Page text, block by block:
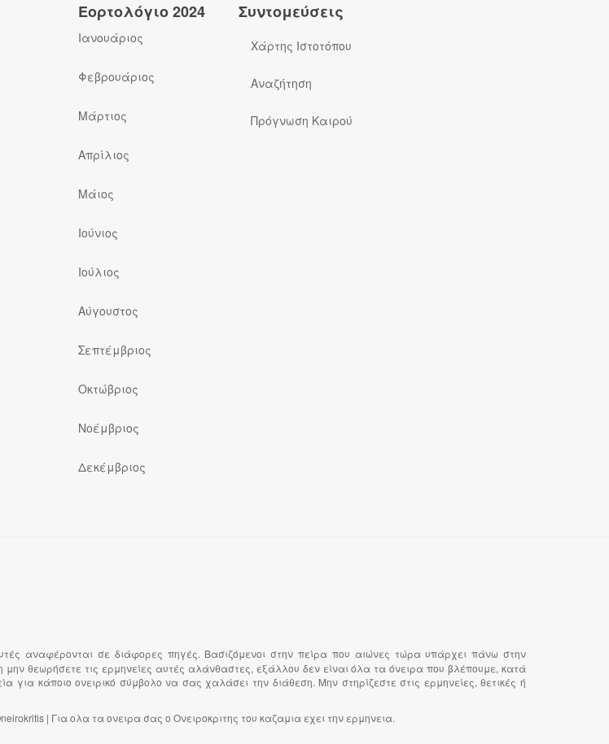
Εορτολόγιο 2024
Ιανουάριος
Φεβρουάριος
Μάρτιος
Απρίλιος
Μάιος
Ιούνιος
Ιούλιος
Αύγουστος
Σεπτέμβριος
Οκτώβριος
Νοέμβριος
Δεκέμβριος
Συντομεύσεις
Χάρτης Ιστοτόπου
Αναζήτηση
Πρόγνωση Καιρού
αναφέρονται σε διάφορες πηγές. Βασιζόμενοι στην πείρα που αιώνες τώρα υπάρχει πάνω στην
μην θεωρήσετε τις ερμηνείες αυτές αλάνθαστες, εξάλλου δεν είναι όλα τα όνειρα που βλέπουμε, κατά
για κάποιο ονειρικό σύμβολο να σας χαλάσει την διάθεση. Μην στηρίζεστε στις ερμηνείες, θετικές ή
| Για ολα τα ονειρα σας ο Ονειροκριτης του καζαμια εχει την ερμηνεια.